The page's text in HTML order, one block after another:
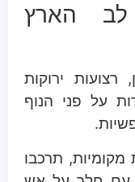
לב הארץ
רצועות ירוקות
על פני הנוף
תרכבו